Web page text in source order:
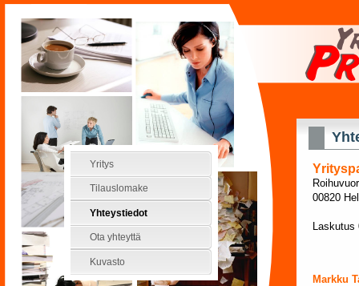
Yritys
Tilauslomake
Yhteystiedot
Ota yhteyttä
Kuvasto
00820
Laskutus
Markku